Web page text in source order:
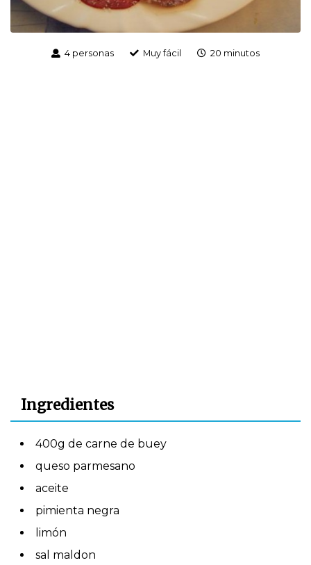
4 personas Muy fácil 20 minutos
Ingredientes
400g de carne de buey
queso parmesano
aceite
pimienta negra
limón
sal maldon